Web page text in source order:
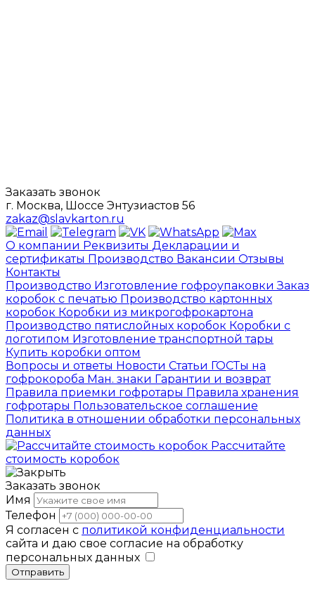
Заказать звонок
г. Москва, Шоссе Энтузиастов 56
zakaz@slavkarton.ru
О компании Реквизиты Декларации и
сертификаты Производство Вакансии Отзывы
Контакты
Производство Изготовление гофроупаковкиЗаказ
коробок с печатью Производство картонных
коробок Коробки из микрогофрокартона
Производство пятислойных коробок Коробки с
логотипом Изготовление транспортной тары
Купить коробки оптом
Вопросы и ответы Новости Статьи ГОСТы на
гофрокороба Ман. знаки Гарантии и возврат
Правила приемки гофротары Правила хранения
гофротары Пользовательское соглашение
Политика в отношении обработки персональных
данных
Рассчитайте
стоимость коробок
Заказать звонок
Имя
Телефон
Я согласен с политикой конфиденциальности
сайта и даю свое согласие на обработку
персональных данных
Отправить